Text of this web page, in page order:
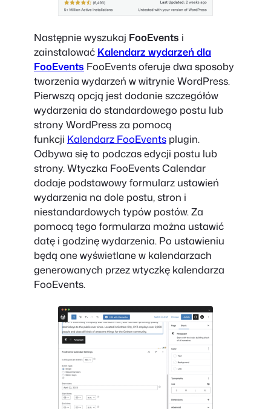
Następnie wyszukaj FooEvents i
zainstalować Kalendarz wydarzeń dla
FooEvents FooEvents oferuje dwa sposoby
tworzenia wydarzeń w witrynie WordPress.
Pierwszą opcją jest dodanie szczegółów
wydarzenia do standardowego postu lub
strony WordPress za pomocą
funkcji Kalendarz FooEvents plugin.
Odbywa się to podczas edycji postu lub
strony. Wtyczka FooEvents Calendar
dodaje podstawowy formularz ustawień
wydarzenia na dole postu, stron i
niestandardowych typów postów. Za
pomocą tego formularza można ustawić
datę i godzinę wydarzenia. Po ustawieniu
będą one wyświetlane w kalendarzach
generowanych przez wtyczkę kalendarza
FooEvents.